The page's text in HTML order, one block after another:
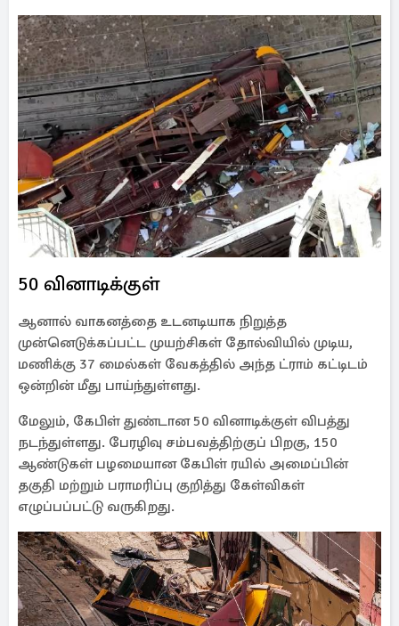
50 வினாடிக்குள்
ஆனால் வாகனத்தை உடனடியாக நிறுத்த
முன்னெடுக்கப்பட்ட முயற்சிகள் தோல்வியில் முடிய,
மணிக்கு 37 மைல்கள் வேகத்தில் அந்த ட்ராம் கட்டிடம்
ஒன்றின் மீது பாய்ந்துள்ளது.
மேலும், கேபிள் துண்டான 50 வினாடிக்குள் விபத்து
நடந்துள்ளது. பேரழிவு சம்பவத்திற்குப் பிறகு, 150
ஆண்டுகள் பழமையான கேபிள் ரயில் அமைப்பின்
தகுதி மற்றும் பராமரிப்பு குறித்து கேள்விகள்
எழுப்பப்பட்டு வருகிறது.